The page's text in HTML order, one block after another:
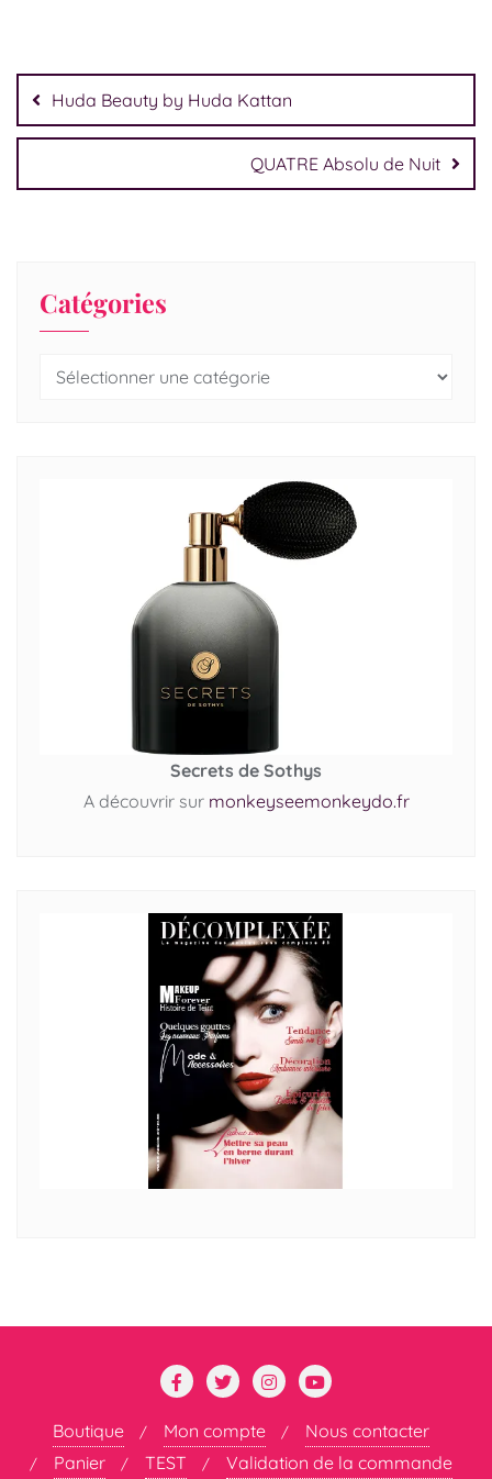
Huda Beauty by Huda Kattan
QUATRE Absolu de Nuit
Catégories
Secrets de Sothys
A découvrir sur monkeyseemonkeydo.fr
Boutique Mon compte
Nous contacter
Panier
TEST Validation de la commande